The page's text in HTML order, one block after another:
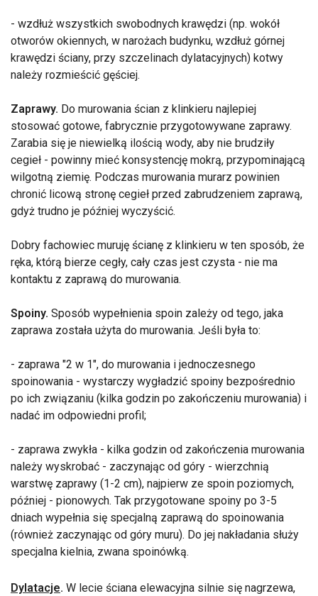
- wzdłuż wszystkich swobodnych krawędzi (np. wokół
otworów okiennych, w narożach budynku, wzdłuż górnej
krawędzi ściany, przy szczelinach dylatacyjnych) kotwy
należy rozmieścić gęściej.
Zaprawy. Do murowania ścian z klinkieru najlepiej
stosować gotowe, fabrycznie przygotowywane zaprawy.
Zarabia się je niewielką ilością wody, aby nie brudziły
cegieł - powinny mieć konsystencję mokrą, przypominającą
wilgotną ziemię. Podczas murowania murarz powinien
chronić licową stronę cegieł przed zabrudzeniem zaprawą,
gdyż trudno je później wyczyścić.
Dobry fachowiec muruję ścianę z klinkieru w ten sposób, że
ręka, którą bierze cegły, cały czas jest czysta - nie ma
kontaktu z zaprawą do murowania.
Spoiny. Sposób wypełnienia spoin zależy od tego, jaka
zaprawa została użyta do murowania. Jeśli była to:
- zaprawa "2 w 1", do murowania i jednoczesnego
spoinowania - wystarczy wygładzić spoiny bezpośrednio
po ich związaniu (kilka godzin po zakończeniu murowania) i
nadać im odpowiedni profil;
- zaprawa zwykła - kilka godzin od zakończenia murowania
należy wyskrobać - zaczynając od góry - wierzchnią
warstwę zaprawy (1-2 cm), najpierw ze spoin poziomych,
później - pionowych. Tak przygotowane spoiny po 3-5
dniach wypełnia się specjalną zaprawą do spoinowania
(również zaczynając od góry muru). Do jej nakładania służy
specjalna kielnia, zwana spoinówką.
Dylatacje. W lecie ściana elewacyjna silnie się nagrzewa,